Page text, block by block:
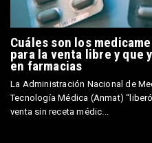
Cuáles son los
para la venta libre y que
en farmacias
La Administración Nacional de
Tecnología Médica (Anmat)
venta sin receta médic...